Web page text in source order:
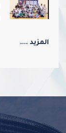
المزيد ....